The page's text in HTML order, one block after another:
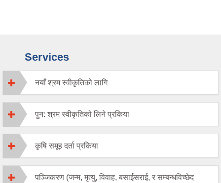
Services
नयाँ श्रम स्वीकृतिको लागि
पुन: श्रम स्वीकृतिको लिने प्रकिया
कृषि समूह दर्ता प्रकिया
पञ्जिकरण (जन्म, मृत्यु, विवाह, बसाईसराई, र सम्बन्धविच्छेद